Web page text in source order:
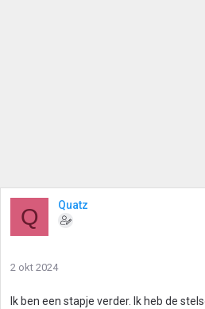
Q Quatz
2 okt 2024
Ik ben een stapje verder. Ik heb de